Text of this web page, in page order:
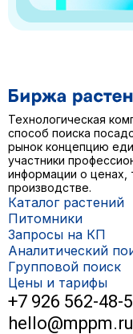
Технологическая
способ поиска
рынок концепцию
участники
информации о ценах,
производстве.
Каталог растений
Питомники
Запросы на КП
Аналитический
Групповой поиск
Цены и тарифы
+7 926 562-48-
hello@mppm.ru